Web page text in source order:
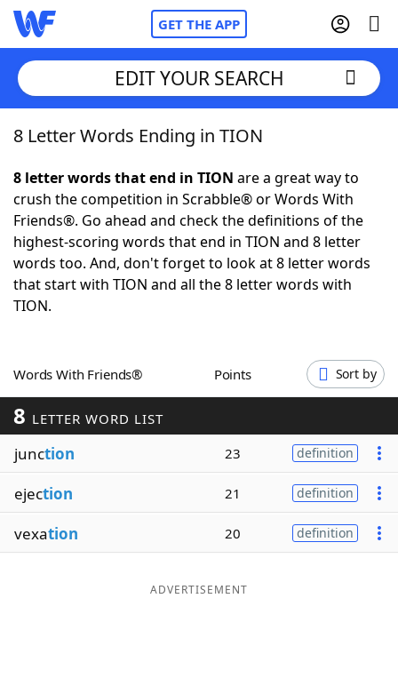
GET THE APP
Home
Words With FriendsCheat
NYT Crossplay Cheat
Scrabble Helpers
Word GamesHelpers
Word ListMaker
Blog
Our Brands
EDIT YOUR SEARCH
8 Letter Words Ending in TION
8 letter words that end in TION are a great way to
crush the competition in Scrabble® or Words With
Friends®. Go ahead and check the definitions of the
highest-scoring words that end in TION and 8 letter
words too. And, don't forget to look at 8 letter words
that start with TION and all the 8 letter words with
TION.
Words With Friends® Points Sort by
8 LETTER WORD LIST
junction 23 definition
ejection 21 definition
vexation 20 definition
ADVERTISEMENT